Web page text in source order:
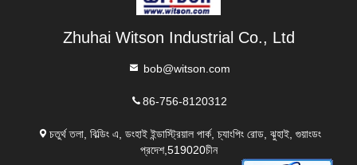
Zhuhai Witson Industrial Co., Ltd
bob@witson.com
86-756-8120312
চতুর্থ তলা, বিল্ডিং এ, ডংহাই ইন্ডাস্ট্রিয়াল পার্ক, চ্যাংপিং রোড, ঝুহাই, গুয়াংডং
প্রদেশ,519020চীন